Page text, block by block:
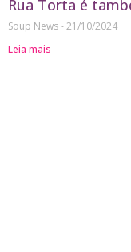
Rua Torta é
Soup News 21/10/2024
Leia mais